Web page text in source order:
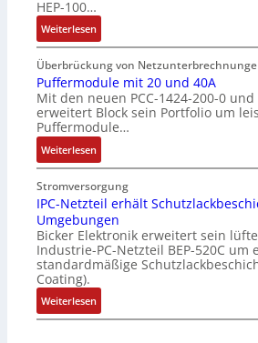
u
n
g
l
t
i
t
u
r
n
-
K
i
t
E
n
c
o
e
r
g
s
ü
b
e
r
w
a
c
h
u
n
g
f
ü
r
C
r
i
HEP-100…
Weiterlesen:
I
n
d
u
k
t
i
v
e
r
W
e
g
s
e
n
s
Überbrückung von
Puffermodule mit 20 und 40A
Mit den neuen PCC-1424-200-0 und
erweitert Block sein Portfolio um
Puffermodule…
Weiterlesen:
P
u
f
f
e
r
m
o
d
u
Stromversorgung
IPC-Netzteil erhält
Umgebungen
Bicker Elektronik erweitert sein
Industrie-PC-Netzteil BEP-520C um
standardmäßige
Coating).
Weiterlesen:
I